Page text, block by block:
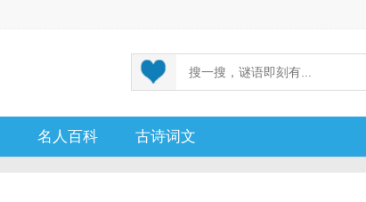
名人百科 古诗词文